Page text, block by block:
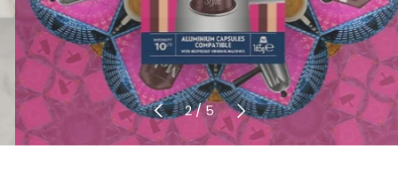
Indietro
2/di
5 Avanti